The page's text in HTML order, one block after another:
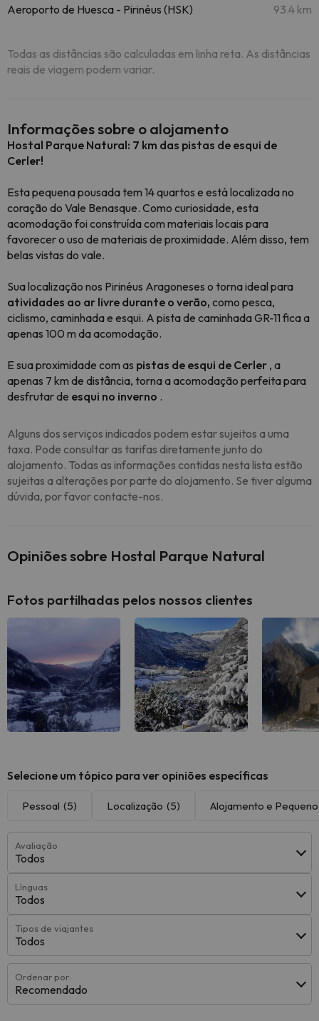
Aeroporto de Huesca - Pirinéus (HSK) 93.4 km
Todas as distâncias são calculadas em linha reta. As distâncias
reais de viagem podem variar.
Informações sobre o alojamento
Hostal Parque Natural: 7 km das pistas de esqui de
Cerler!
Esta pequena pousada tem 14 quartos e está localizada no
coração do Vale Benasque. Como curiosidade, esta
acomodação foi construída com materiais locais para
favorecer o uso de materiais de proximidade. Além disso, tem
belas vistas do vale.
Sua localização nos Pirinéus Aragoneses o torna ideal para
atividades ao ar livre durante o verão, como pesca,
ciclismo, caminhada e esqui. A pista de caminhada GR-11 fica a
apenas 100 m da acomodação.
E sua proximidade com as pistas de esqui de Cerler , a
apenas 7 km de distância, torna a acomodação perfeita para
desfrutar de esqui no inverno .
Alguns dos serviços indicados podem estar sujeitos a uma
taxa. Pode consultar as tarifas diretamente junto do
alojamento. Todas as informações contidas nesta lista estão
sujeitas a alterações por parte do alojamento. Se tiver alguma
dúvida, por favor contacte-nos.
Opiniões sobre Hostal Parque Natural
Fotos partilhadas pelos nossos clientes
Selecione um tópico para ver opiniões específicas
Pessoal (5) Localização (5) Alojamento e
Avaliação
Todos
Línguas
Todos
Tipos de viajantes
Todos
Ordenar por:
Recomendado